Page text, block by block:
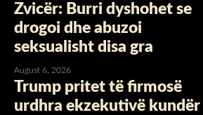
Zvicër: Burri dyshohet se
drogoi dhe abuzoi
seksualisht disa gra
August 6, 2026
Trump pritet të firmosë
urdhra ekzekutivë kundër